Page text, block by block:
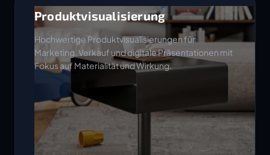
Produktvisualisierung
Hochwertige Produktvisualisierungen für
Marketing, Verkauf und digitale Präsentationen mit
Fokus auf Materialität und Wirkung.